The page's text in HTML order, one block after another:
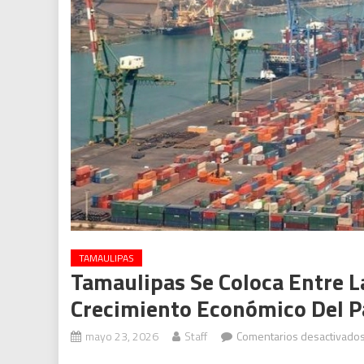
TAMAULIPAS
Tamaulipas Se Coloca Entre
Crecimiento Económico Del
mayo 23, 2026 Staff Comentarios desactivados